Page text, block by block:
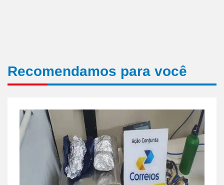
Recomendamos para você